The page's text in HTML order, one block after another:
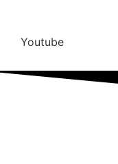
Youtube